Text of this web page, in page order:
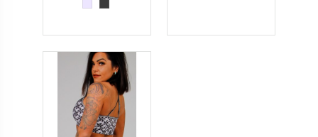
GrisGris Oscuro